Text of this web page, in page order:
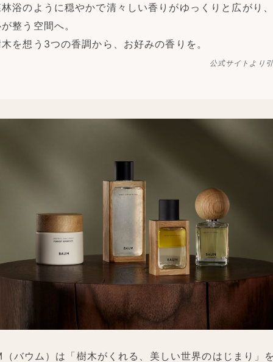
浴のように穏やかで清々しい香りがゆっくりと広がり、
整う空間へ。
を想う3つの香調から、お好みの香りを。
公式サイトより
バウム）は「樹木がくれる、美しい世界のはじまり」